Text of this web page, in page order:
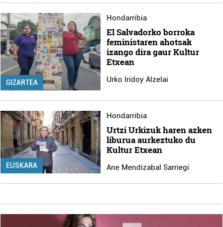
GIZARTEA
Hondarribia
El Salvadorko borroka
feministaren ahotsak
izango dira gaur Kultur
Etxean
Urko Iridoy Alzelai
EUSKARA
Hondarribia
Urtzi Urkizuk haren azken
liburua aurkeztuko du
Kultur Etxean
Ane Mendizabal Sarriegi